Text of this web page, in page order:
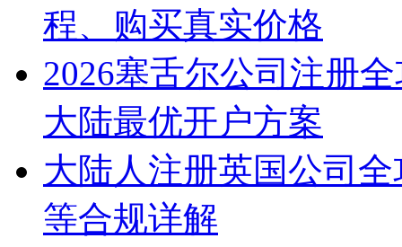
程、购买真实价格
2026塞舌尔公司注册
大陆最优开户方案
大陆人注册英国公司
等合规详解